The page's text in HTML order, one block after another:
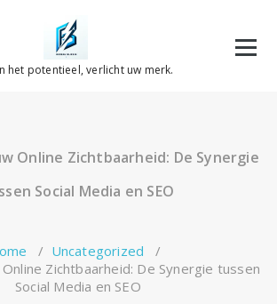
het potentieel, verlicht uw merk.
Online Zichtbaarheid: De Synergie
Social Media en SEO
/ Uncategorized /
Zichtbaarheid: De Synergie tussen
Social Media en SEO